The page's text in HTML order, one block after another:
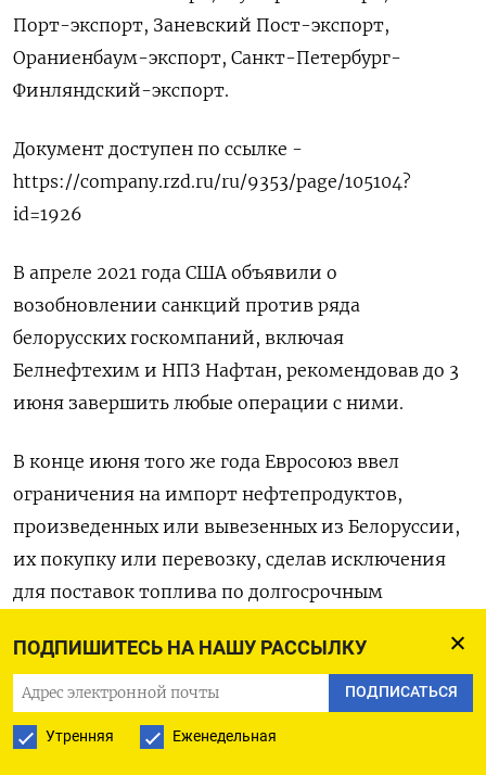
ПОДПИШИТЕСЬ НА НАШУ РАССЫЛКУ
ПОДПИСАТЬСЯ
Утренняя Еженедельная
Порт-экспорт, Заневский Пост-экспорт,
Ораниенбаум-экспорт, Санкт-Петербург-
Финляндский-экспорт.
Документ доступен по ссылке -
https://company.rzd.ru/ru/9353/page/105104?
id=1926
В апреле 2021 года США объявили о
возобновлении санкций против ряда
белорусских госкомпаний, включая
Белнефтехим и НПЗ Нафтан, рекомендовав до 3
июня завершить любые операции с ними.
В конце июня того же года Евросоюз ввел
ограничения на импорт нефтепродуктов,
произведенных или вывезенных из Белоруссии,
их покупку или перевозку, сделав исключения
для поставок топлива по долгосрочным
(Наталья Чумакова)